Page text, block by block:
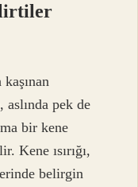
aslında pek de
bir kene
Kene ısırığı,
belirgin